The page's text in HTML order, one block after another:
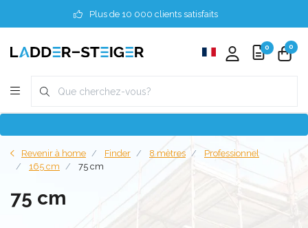
Plus de 10 000 clients satisfaits
0 0
Revenir à home Finder 8 mètres
Professionnel
165 cm
75 cm
75 cm